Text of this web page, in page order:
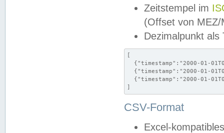
Zeitstempel im
(Offset von MEZ/
Dezimalpunkt als
[
{"timestamp":"2000-01-
{"timestamp":"2000-01-
{"timestamp":"2000-01-
]
CSV-Format
Excel-